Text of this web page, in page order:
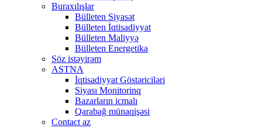
Buraxılışlar
Bülleten Siyasət
Bülleten İqtisadiyyat
Bülleten Maliyyə
Bülleten Energetika
Söz istəyirəm
ASTNA
İqtisadiyyat Göstəriciləri
Siyası Monitorinq
Bazarların icmalı
Qarabağ münaqişəsi
Contact az